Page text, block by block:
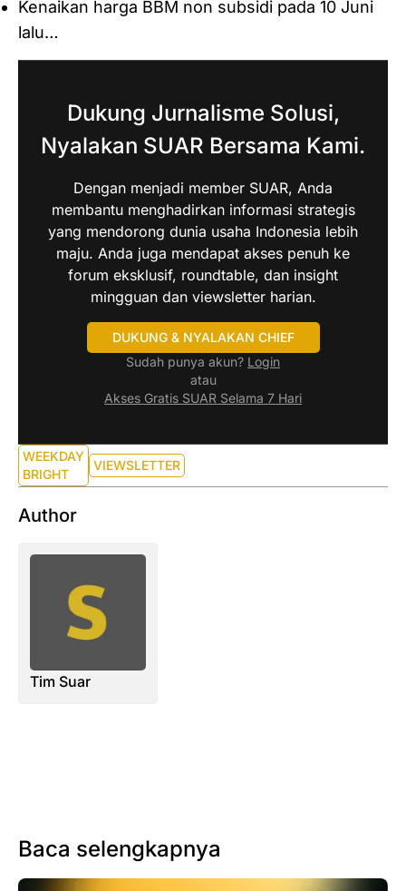
Kenaikan harga BBM non subsidi pada 10 Juni
lalu…
Dukung Jurnalisme Solusi,
Nyalakan SUAR Bersama Kami.
Dengan menjadi member SUAR, Anda
membantu menghadirkan informasi strategis
yang mendorong dunia usaha Indonesia lebih
maju. Anda juga mendapat akses penuh ke
forum eksklusif, roundtable, dan insight
mingguan dan viewsletter harian.
DUKUNG & NYALAKAN CHIEF
Sudah punya akun? Login
atau
Akses Gratis SUAR Selama 7 Hari
WEEKDAY
BRIGHT
VIEWSLETTER
Author
Tim Suar
Baca selengkapnya